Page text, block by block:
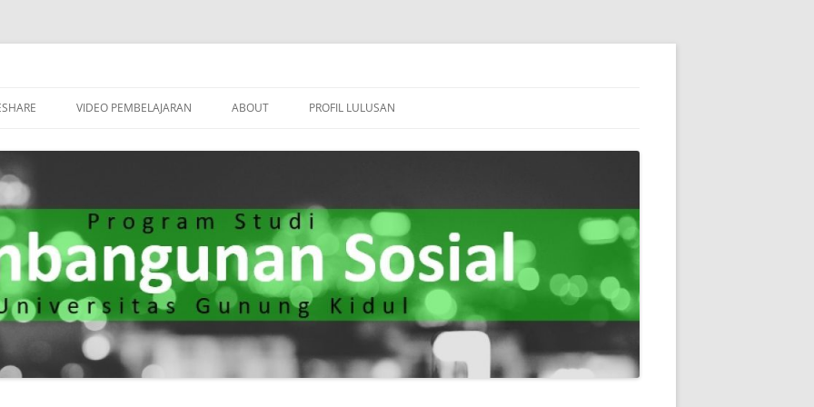
VIDEO PEMBELAJARAN ABOUT PROFIL LULUSAN